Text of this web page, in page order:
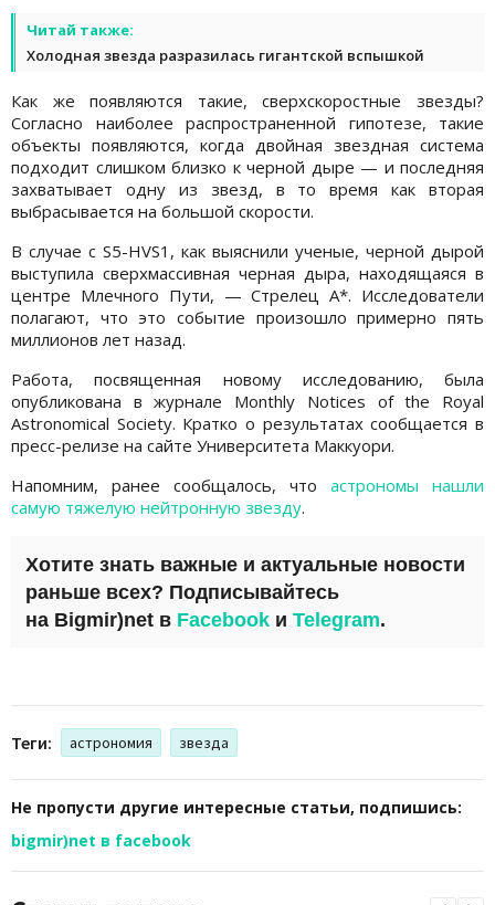
Читай также:
Холодная звезда разразилась гигантской вспышкой
Как же появляются такие, сверхскоростные звезды?
Согласно наиболее распространенной гипотезе, такие
объекты появляются, когда двойная звездная система
подходит слишком близко к черной дыре — и последняя
захватывает одну из звезд, в то время как вторая
выбрасывается на большой скорости.
В случае с S5-HVS1, как выяснили ученые, черной дырой
выступила сверхмассивная черная дыра, находящаяся в
центре Млечного Пути, — Стрелец A*. Исследователи
полагают, что это событие произошло примерно пять
миллионов лет назад.
Работа, посвященная новому исследованию, была
опубликована в журнале Monthly Notices of the Royal
Astronomical Society. Кратко о результатах сообщается в
пресс-релизе на сайте Университета Маккуори.
Напомним, ранее сообщалось, что астрономы нашли
самую тяжелую нейтронную звезду.
Хотите знать важные и актуальные новости
раньше всех? Подписывайтесь
на Bigmir)net в Facebook и Telegram.
Теги: астрономия звезда
Не пропусти другие интересные статьи, подпишись:
bigmir)net в facebook